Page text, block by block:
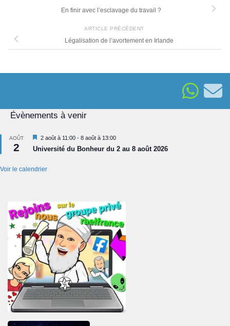
En finir avec l’esclavage du travail ?
ARTICLE PRÉCÉDENT
Légalisation de l’avortement en Irlande
Évènements à venir
AOÛT
2
Mis
en
avant
2 août à 11:00 - 8 août à 13:00
Université du Bonheur du 2 au 8 août 2026
Voir le calendrier